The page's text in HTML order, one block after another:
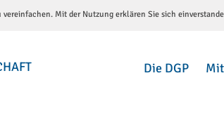
Mit der Nutzung erklären Sie sich
Die DGP